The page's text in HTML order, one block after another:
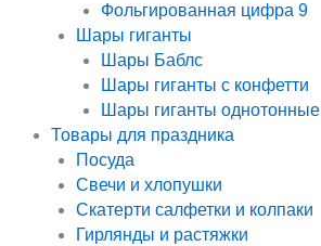
Фольгированная цифра 9
Шары гиганты
Шары Баблс
Шары гиганты с конфетти
Шары гиганты однотонные
Товары для праздника
Посуда
Свечи и хлопушки
Скатерти салфетки и колпаки
Гирлянды и растяжки